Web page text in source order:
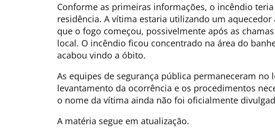
Conforme as primeiras informações, o incêndio
residência. A vítima estaria utilizando um
que o fogo começou, possivelmente após as
local. O incêndio ficou concentrado na área do
acabou vindo a óbito.
As equipes de segurança pública permaneceram no
levantamento da ocorrência e os procedimentos
o nome da vítima ainda não foi oficialmente
A matéria segue em atualização.